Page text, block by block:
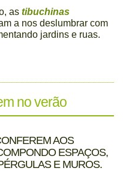
as tibuchinas
a nos deslumbrar com
jardins e ruas.
no verão
AOS
ESPAÇOS,
E MUROS.